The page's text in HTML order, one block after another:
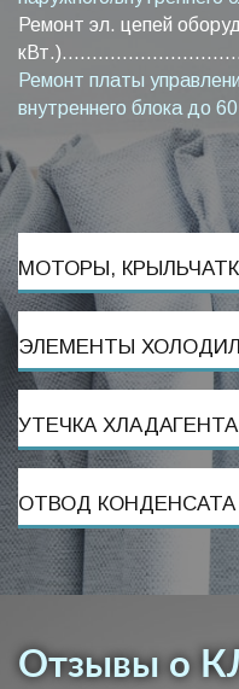
Ремонт эл. цепей
Ремонт платы
внутреннего блока до
МОТОРЫ,
ЭЛЕМЕНТЫ
УТЕЧКА ХЛАДАГЕНТА
ОТВОД КОНДЕНСАТА
Отзывы о